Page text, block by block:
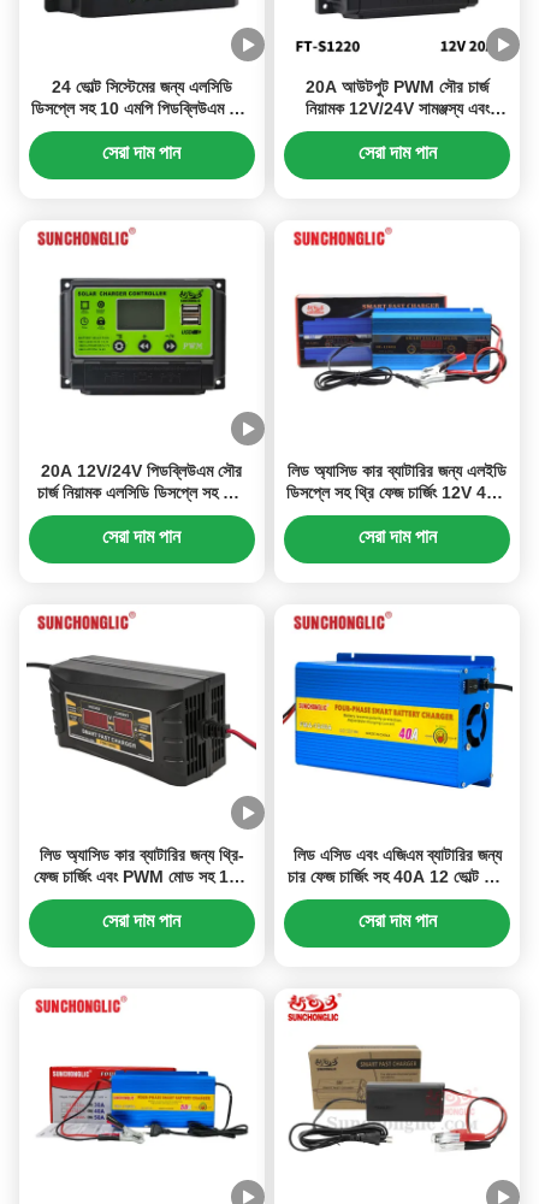
24 ভোল্ট সিস্টেমের জন্য এলসিডি
ডিসপ্লে সহ 10 এমপি পিডব্লিউএম সৌর
চার্জ নিয়ন্ত্রক
সেরা দাম পান
20A আউটপুট PWM সৌর চার্জ
নিয়ামক 12V/24V সামঞ্জস্য এবং
5V/2A ইউএসবি আউটপুট সহ
সেরা দাম পান
20A 12V/24V পিডব্লিউএম সৌর
চার্জ নিয়ামক এলসিডি ডিসপ্লে সহ হোম
ব্যবহারের জন্য
সেরা দাম পান
লিড অ্যাসিড কার ব্যাটারির জন্য এলইডি
ডিসপ্লে সহ থ্রি ফেজ চার্জিং 12V 40A
AGM GEL ব্যাটারি চার্জার
সেরা দাম পান
লিড অ্যাসিড কার ব্যাটারির জন্য থ্রি-
ফেজ চার্জিং এবং PWM মোড সহ 12V
6A AGM GEL ব্যাটারি চার্জার
সেরা দাম পান
লিড এসিড এবং এজিএম ব্যাটারির জন্য
চার ফেজ চার্জিং সহ 40A 12 ভোল্ট জেল
ব্যাটারি চার্জার
সেরা দাম পান